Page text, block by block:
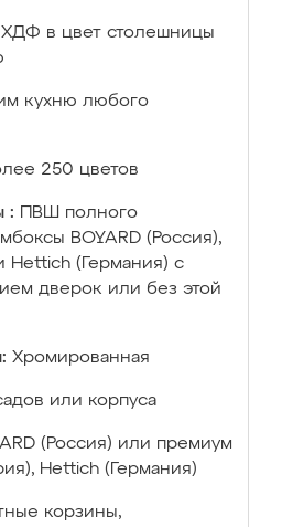
ХДФ в цвет столешницы
кухню любого
250 цветов
:
ПВШ полного
BOYARD (Россия),
Hettich (Германия) с
дверок или без этой
Хромированная
или корпуса
(Россия) или премиум
Hettich (Германия)
корзины,